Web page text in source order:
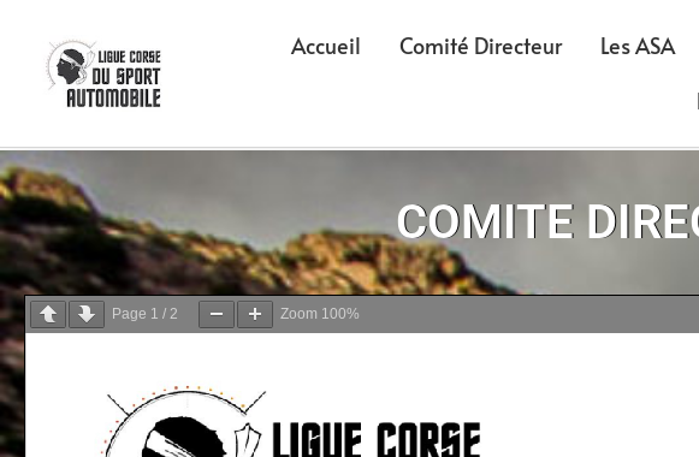
Accueil Comité Directeur Les ASA
COMITE
Page 1 / 2 Zoom 100%